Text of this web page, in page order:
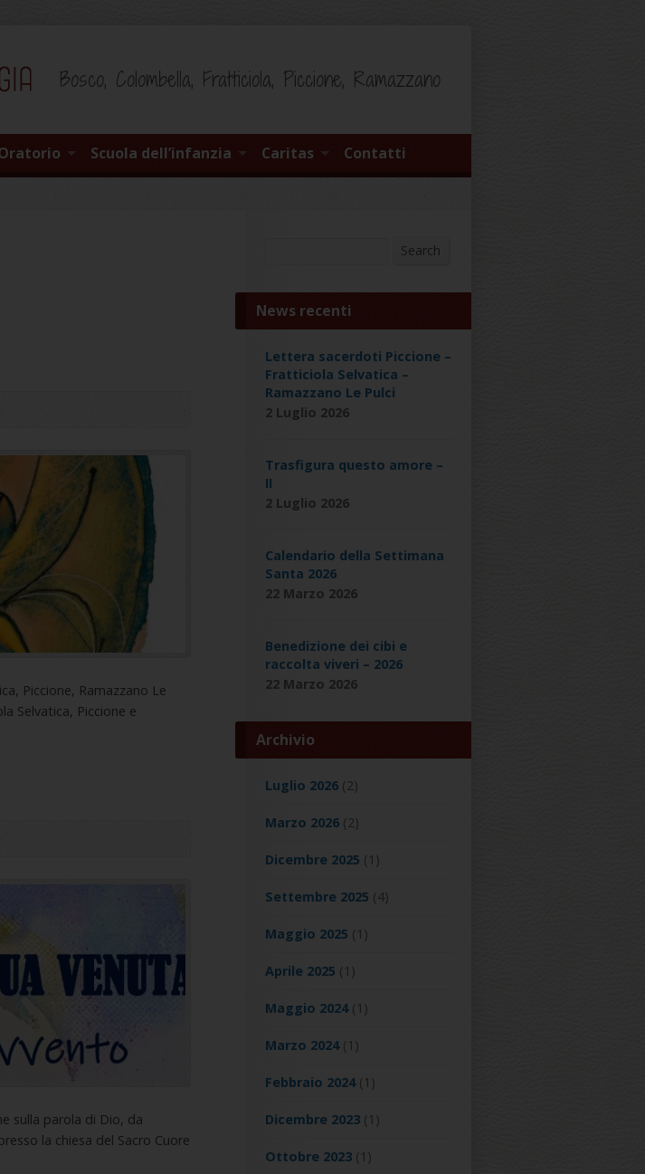
Bosco, Colombella, Fratticiola, Piccione, Ramazzano
Scuola dell’infanzia Caritas Contatti
Piccione, Ramazzano Le
Selvatica, Piccione e
sulla parola di Dio, da
la chiesa del Sacro Cuore
Search
News recenti
Lettera sacerdoti Piccione –
Fratticiola Selvatica –
Ramazzano Le Pulci
2 Luglio 2026
Trasfigura questo amore –
II
2 Luglio 2026
Calendario della Settimana
Santa 2026
22 Marzo 2026
Benedizione dei cibi e
raccolta viveri – 2026
22 Marzo 2026
Archivio
Luglio 2026 (2)
Marzo 2026 (2)
Dicembre 2025 (1)
Settembre 2025 (4)
Maggio 2025 (1)
Aprile 2025 (1)
Maggio 2024(1)
Marzo 2024(1)
Febbraio 2024(1)
Dicembre 2023 (1)
Ottobre 2023 (1)